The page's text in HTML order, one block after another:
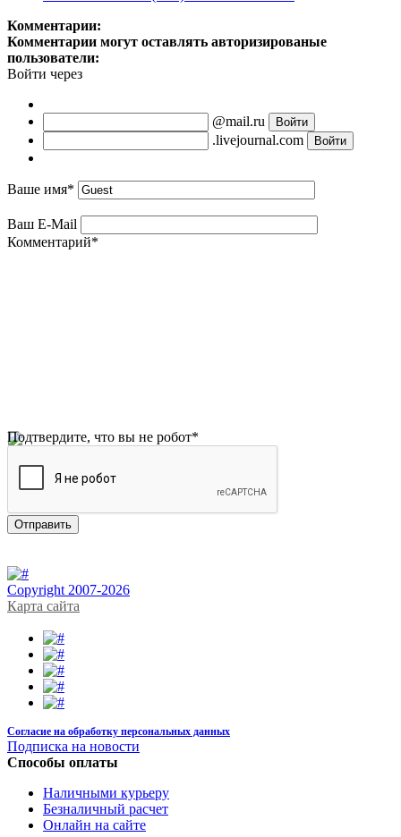
Комментарии:
Комментарии могут оставлять авторизированые
пользователи:
Войти через
@mail.ru
.livejournal.com
Ваше имя*
Ваш E-Mail
Комментарий*
Подтвердите, что вы не робот*
Copyright 2007-2026
Карта сайта
Согласие на обработку персональных данных
Подписка на новости
Способы оплаты
Наличными курьеру
Безналичный расчет
Онлайн на сайте